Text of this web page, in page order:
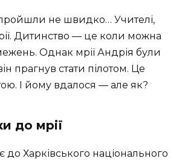
не швидко… Учителі,
Дитинство — це коли можна
Однак мрії Андрія були
прагнув стати пілотом. Це
І йому вдалося — але як?
до мрії
до Харківського національного